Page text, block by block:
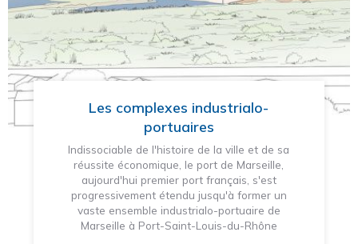
Les complexes industrialo-
portuaires
Indissociable de l'histoire de la ville et de sa
réussite économique, le port de Marseille,
aujourd'hui premier port français, s'est
progressivement étendu jusqu'à former un
vaste ensemble industrialo-portuaire de
Marseille à Port-Saint-Louis-du-Rhône